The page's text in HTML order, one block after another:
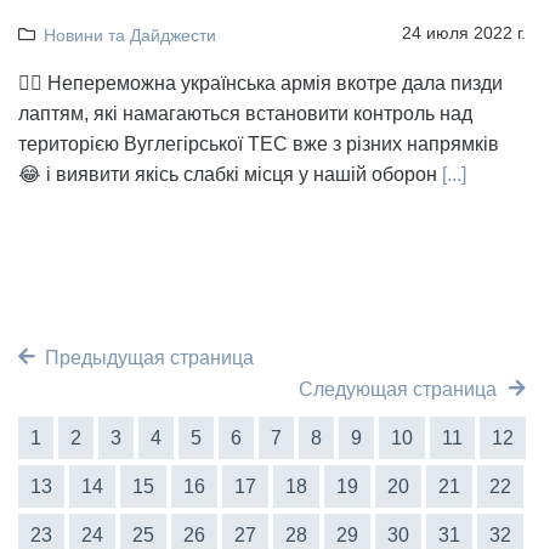
Новини та Дайджести 24 июля 2022 г.
👉🏻 Непереможна українська армія вкотре дала пизди
лаптям, які намагаються встановити контроль над
територією Вуглегірської ТЕС вже з різних напрямків
😂 і виявити якісь слабкі місця у нашій оборон [...]
Предыдущая страница
Следующая страница
1 2 3 4 5 6 7 8 9 10 11 12
13 14 15 16 17 18 19 20 21 22
23 24 25 26 27 28 29 30 31 32